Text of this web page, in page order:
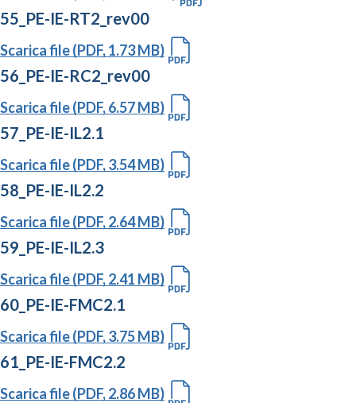
55_PE-IE-RT2_rev00
Scarica file (PDF, 1.73 MB)
56_PE-IE-RC2_rev00
Scarica file (PDF, 6.57 MB)
57_PE-IE-IL2.1
Scarica file (PDF, 3.54 MB)
58_PE-IE-IL2.2
Scarica file (PDF, 2.64 MB)
59_PE-IE-IL2.3
Scarica file (PDF, 2.41 MB)
60_PE-IE-FMC2.1
Scarica file (PDF, 3.75 MB)
61_PE-IE-FMC2.2
Scarica file (PDF, 2.86 MB)